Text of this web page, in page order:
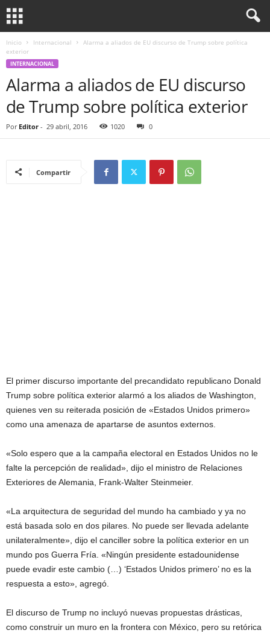
Inicio Internacional
Alarma a aliados de EU discurso de Trump sobre política
exterior
INTERNACIONAL
Alarma a aliados de EU discurso
de Trump sobre política exterior
Por Editor - 29 abril, 2016 1020 0
Compartir
El primer discurso importante del precandidato republicano Donald
Trump sobre política exterior alarmó a los aliados de Washington,
quienes ven su reiterada posición de «Estados Unidos primero»
como una amenaza de apartarse de asuntos externos.
«Solo espero que a la campaña electoral en Estados Unidos no le
falte la percepción de realidad», dijo el ministro de Relaciones
Exteriores de Alemania, Frank-Walter Steinmeier.
«La arquitectura de seguridad del mundo ha cambiado y ya no
está basada solo en dos pilares. No puede ser llevada adelante
unilateralmente», dijo el canciller sobre la política exterior en un
mundo pos Guerra Fría. «Ningún presidente estadounidense
puede evadir este cambio (…) ‘Estados Unidos primero’ no es la
respuesta a esto», agregó.
El discurso de Trump no incluyó nuevas propuestas drásticas,
como construir un muro en la frontera con México, pero su retórica